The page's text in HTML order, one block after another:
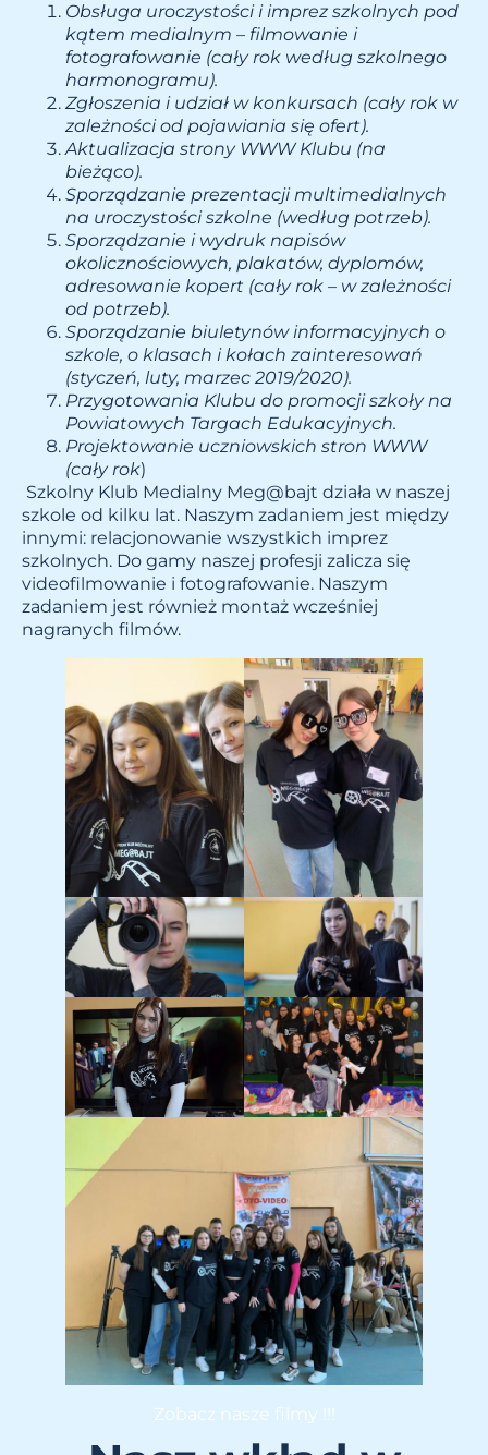
Obsługa uroczystości i imprez szkolnych pod
kątem medialnym – filmowanie i
fotografowanie (cały rok według szkolnego
harmonogramu).
Zgłoszenia i udział w konkursach (cały rok w
zależności od pojawiania się ofert).
Aktualizacja strony WWW Klubu (na
bieżąco).
Sporządzanie prezentacji multimedialnych
na uroczystości szkolne (według potrzeb).
Sporządzanie i wydruk napisów
okolicznościowych, plakatów, dyplomów,
adresowanie kopert (cały rok – w zależności
od potrzeb).
Sporządzanie biuletynów informacyjnych o
szkole, o klasach i kołach zainteresowań
(styczeń, luty, marzec 2019/2020).
Przygotowania Klubu do promocji szkoły na
Powiatowych Targach Edukacyjnych.
Projektowanie uczniowskich stron WWW
(cały rok)
Szkolny Klub Medialny Meg@bajt działa w naszej
szkole od kilku lat. Naszym zadaniem jest między
innymi: relacjonowanie wszystkich imprez
szkolnych. Do gamy naszej profesji zalicza się
videofilmowanie i fotografowanie. Naszym
zadaniem jest również montaż wcześniej
nagranych filmów.
Zobacz nasze filmy !!!